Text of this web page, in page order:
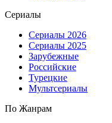
Сериалы
Сериалы 2026
Сериалы 2025
Зарубежные
Российские
Турецкие
Мультсериалы
По Жанрам